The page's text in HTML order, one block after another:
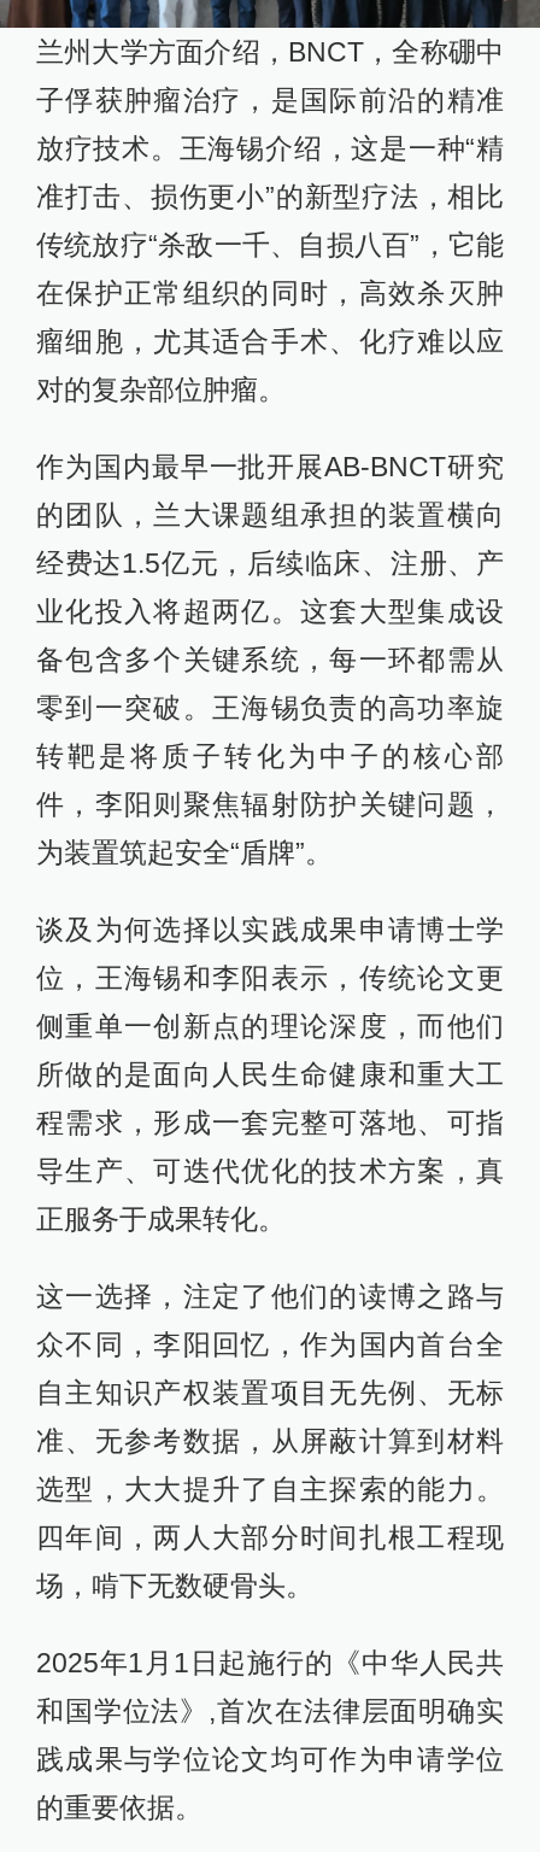
兰州大学方面介绍，BNCT，全称硼中
子俘获肿瘤治疗，是国际前沿的精准
放疗技术。王海锡介绍，这是一种“精
准打击、损伤更小”的新型疗法，相比
传统放疗“杀敌一千、自损八百”，它能
在保护正常组织的同时，高效杀灭肿
瘤细胞，尤其适合手术、化疗难以应
对的复杂部位肿瘤。
作为国内最早一批开展AB-BNCT研究
的团队，兰大课题组承担的装置横向
经费达1.5亿元，后续临床、注册、产
业化投入将超两亿。这套大型集成设
备包含多个关键系统，每一环都需从
零到一突破。王海锡负责的高功率旋
转靶是将质子转化为中子的核心部
件，李阳则聚焦辐射防护关键问题，
为装置筑起安全“盾牌”。
谈及为何选择以实践成果申请博士学
位，王海锡和李阳表示，传统论文更
侧重单一创新点的理论深度，而他们
所做的是面向人民生命健康和重大工
程需求，形成一套完整可落地、可指
导生产、可迭代优化的技术方案，真
正服务于成果转化。
这一选择，注定了他们的读博之路与
众不同，李阳回忆，作为国内首台全
自主知识产权装置项目无先例、无标
准、无参考数据，从屏蔽计算到材料
选型，大大提升了自主探索的能力。
四年间，两人大部分时间扎根工程现
场，啃下无数硬骨头。
2025年1月1日起施行的《中华人民共
和国学位法》,首次在法律层面明确实
践成果与学位论文均可作为申请学位
的重要依据。